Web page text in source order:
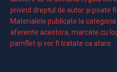
privind dreptul de autor și poate
Materialele publicate la
aferente acestora, marcate cu
pamflet și vor fi tratate ca atare.